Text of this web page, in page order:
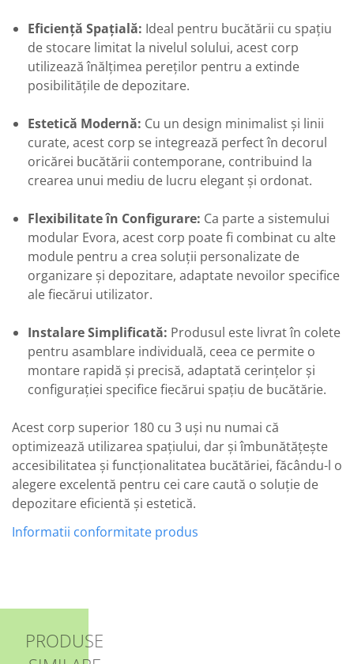
Eficiență Spațială: Ideal pentru bucătării cu spațiu
de stocare limitat la nivelul solului, acest corp
utilizează înălțimea pereților pentru a extinde
posibilitățile de depozitare.
Estetică Modernă: Cu un design minimalist și linii
curate, acest corp se integrează perfect în decorul
oricărei bucătării contemporane, contribuind la
crearea unui mediu de lucru elegant și ordonat.
Flexibilitate în Configurare: Ca parte a sistemului
modular Evora, acest corp poate fi combinat cu alte
module pentru a crea soluții personalizate de
organizare și depozitare, adaptate nevoilor specifice
ale fiecărui utilizator.
Instalare Simplificată: Produsul este livrat în colete
pentru asamblare individuală, ceea ce permite o
montare rapidă și precisă, adaptată cerințelor și
configurației specifice fiecărui spațiu de bucătărie.
Acest corp superior 180 cu 3 uși nu numai că
optimizează utilizarea spațiului, dar și îmbunătățește
accesibilitatea și funcționalitatea bucătăriei, făcându-l o
alegere excelentă pentru cei care caută o soluție de
depozitare eficientă și estetică.
Informatii conformitate produs
PRODUSE